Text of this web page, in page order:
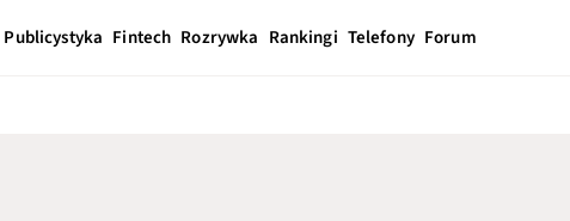
Publicystyka Fintech Rozrywka Rankingi Telefony Forum